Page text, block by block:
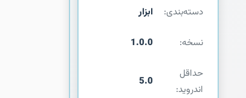
دسته‌بندی: ابزار
نسخه: 1.0.0
حداقل
اندروید:
5.0